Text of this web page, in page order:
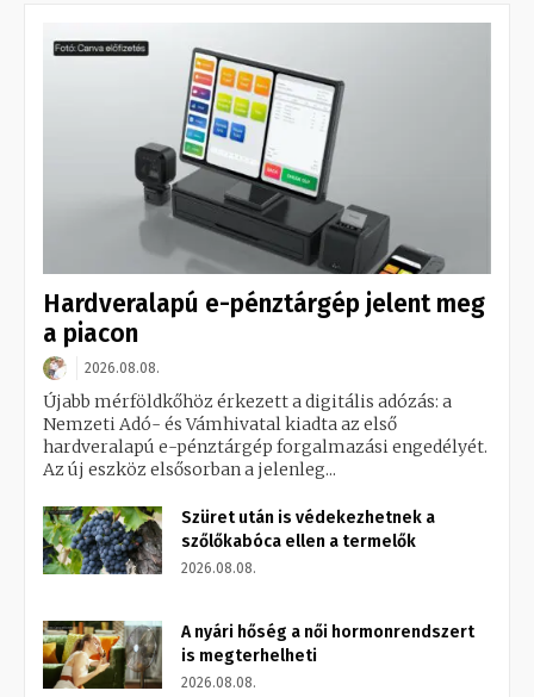
Hardveralapú e-pénztárgép jelent meg
a piacon
2026.08.08.
Újabb mérföldkőhöz érkezett a digitális adózás: a
Nemzeti Adó- és Vámhivatal kiadta az első
hardveralapú e-pénztárgép forgalmazási engedélyét.
Az új eszköz elsősorban a jelenleg...
Szüret után is védekezhetnek a
szőlőkabóca ellen a termelők
2026.08.08.
A nyári hőség a női hormonrendszert
is megterhelheti
2026.08.08.